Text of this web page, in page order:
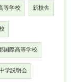
等学校 新校舎
国際高等学校
学説明会